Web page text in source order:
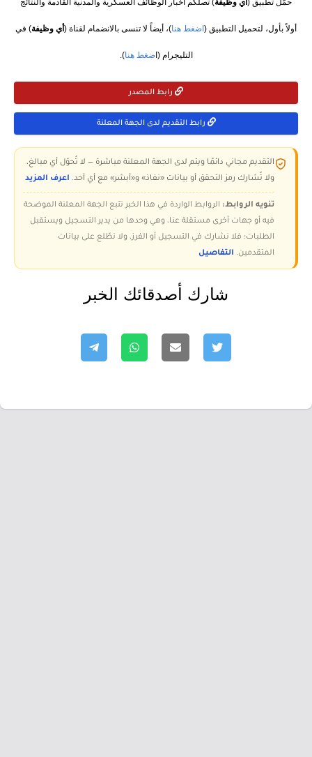
حمّل تطبيق ( أي وظيفة) تصلكم أخبار الوظائف العسكرية والمدنية القادمة والنتائج
أولاً بأول، لتحميل التطبيق ( اضغط هنا)، أيضاً لا تنسى بالانضمام لقناة ( أي وظيفة) في
التليجرام (اضغط هنا).
رابط المصدر
رابط التقديم لدى الجهة المعلنة
التقديم مجاني دائمًا ويتم لدى الجهة المعلنة مباشرة — لا تُحوّل أي مبالغ،
ولا تُشارك رمز التحقق أو بيانات «نفاذ» و«أبشر» مع أي أحد. اعرف المزيد
تنويه الروابط: الروابط الواردة في هذا الخبر تتبع الجهة المعلنة الموضحة
فيه أو جهات أخرى مستقلة عنا، وهي وحدها من يدير التسجيل ويستقبل
الطلبات؛ فلا نشارك في التسجيل أو الفرز، ولا نطّلع على بيانات
المتقدمين. التفاصيل
شارك أصدقائك الخبر